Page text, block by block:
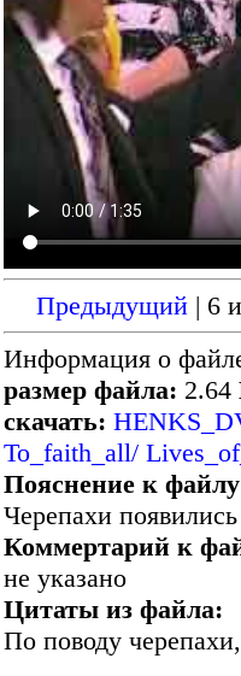
Предыдущий | 6
Информация о
размер файла: 2.64
скачать:
To_faith_all/
Пояснение к
Черепахи
Коммертарий к
не указано
Цитаты из файла:
По поводу